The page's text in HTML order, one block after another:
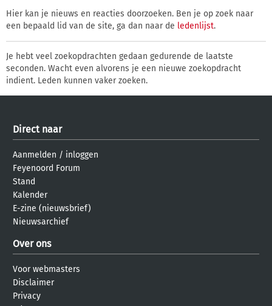
Hier kan je nieuws en reacties doorzoeken. Ben je op zoek naar
een bepaald lid van de site, ga dan naar de ledenlijst.
Je hebt veel zoekopdrachten gedaan gedurende de laatste
seconden. Wacht even alvorens je een nieuwe zoekopdracht
indient. Leden kunnen vaker zoeken.
Direct naar
Aanmelden / inloggen
Feyenoord Forum
Stand
Kalender
E-zine (nieuwsbrief)
Nieuwsarchief
Over ons
Voor webmasters
Disclaimer
Privacy